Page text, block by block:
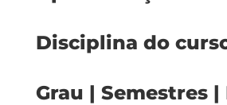
Disciplina do
Grau | Semestres |